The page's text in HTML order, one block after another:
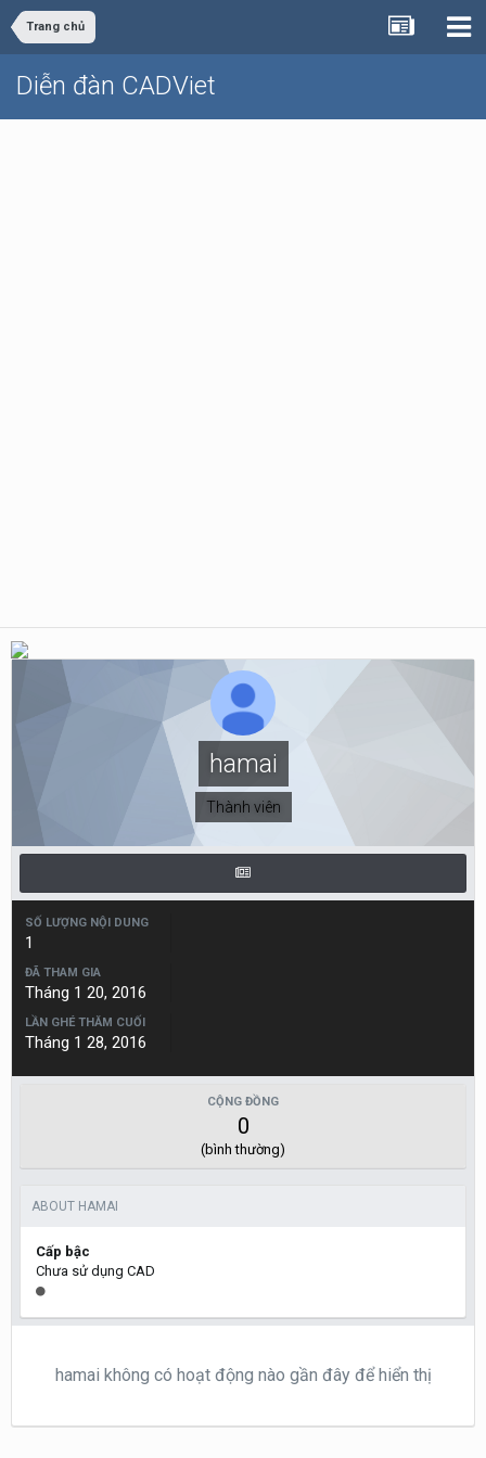
Trang chủ
Diễn đàn CADViet
hamai
Thành viên
SỐ LƯỢNG NỘI DUNG
1
ĐÃ THAM GIA
Tháng 1 20, 2016
LẦN GHÉ THĂM CUỐI
Tháng 1 28, 2016
CỘNG ĐỒNG
0
(bình thường)
ABOUT HAMAI
Cấp bậc
Chưa sử dụng CAD
hamai không có hoạt động nào gần đây để hiển thị